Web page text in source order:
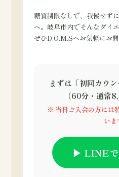
糖質制限なしで、我慢せず
へ。岐阜市内でそんなダイ
ぜひD.O.M.Sへお気軽にお
まずは「初回カウン
（60分・通常
※ 当日ご入会の方には
いま
▶ LINEで